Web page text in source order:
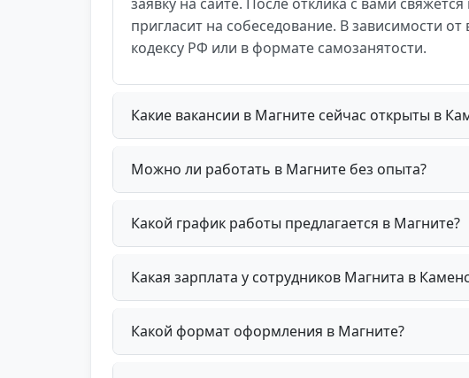
заявку на сайте. После отклика с вами
пригласит на собеседование. В зависимости
кодексу РФ или в формате самозанятости.
Какие вакансии в Магните сейчас открыты в
Можно ли работать в Магните без опыта?
Какой график работы предлагается в Магните?
Какая зарплата у сотрудников Магнита в
Какой формат оформления в Магните?